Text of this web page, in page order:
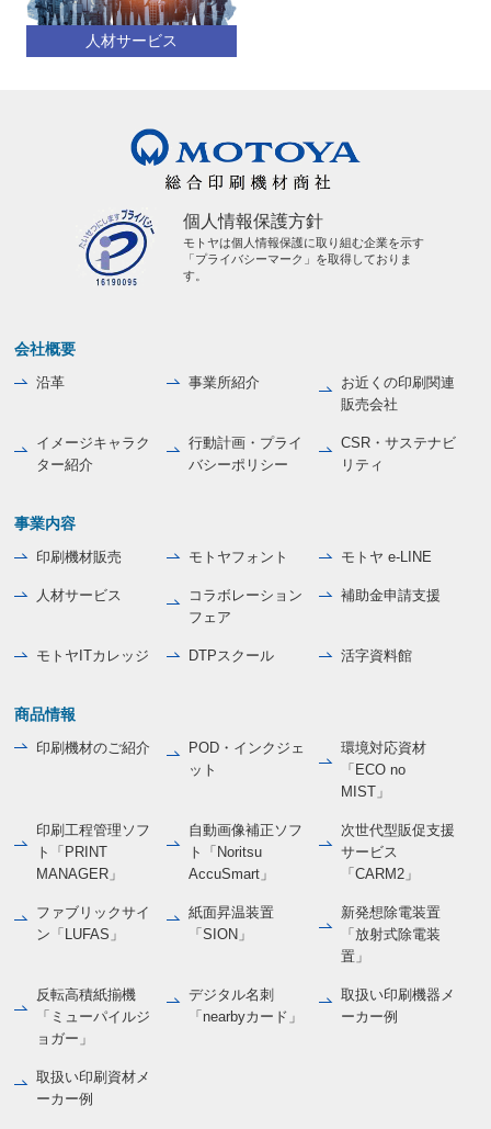
人材サービス
個人情報保護方針
モトヤは個人情報保護に取り組む企業を示す
「プライバシーマーク」を取得しておりま
す。
会社概要
沿革 事業所紹介
お近くの印刷関連
販売会社
イメージキャラク
ター紹介
行動計画・プライ
バシーポリシー
CSR・サステナビ
リティ
事業内容
印刷機材販売 モトヤフォント モトヤ e-LINE
人材サービス
コラボレーション
フェア
補助金申請支援
モトヤITカレッジ DTPスクール 活字資料館
商品情報
印刷機材のご紹介
POD・インクジェ
ット
環境対応資材
「ECO no
MIST」
印刷工程管理ソフ
ト「PRINT
MANAGER」
自動画像補正ソフ
ト「Noritsu
AccuSmart」
次世代型販促支援
サービス
「CARM2」
ファブリックサイ
ン「LUFAS」
紙面昇温装置
「SION」
新発想除電装置
「放射式除電装
置」
反転高積紙揃機
「ミューパイルジ
ョガー」
デジタル名刺
「nearbyカード」
取扱い印刷機器メ
ーカー例
取扱い印刷資材メ
ーカー例